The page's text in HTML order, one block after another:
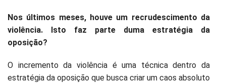
Nos últimos meses, houve um recrudescimento da
violência. Isto faz parte duma estratégia da
oposição?
O incremento da violência é uma técnica dentro da
estratégia da oposição que busca criar um caos absoluto